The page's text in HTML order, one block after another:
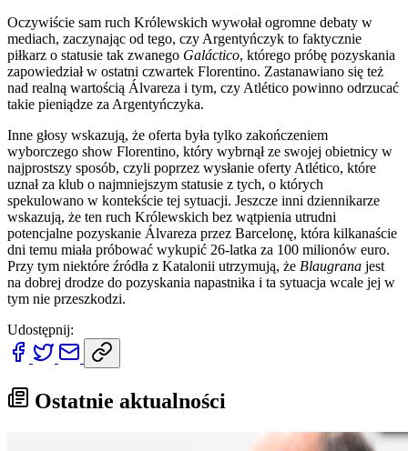
Oczywiście sam ruch Królewskich wywołał ogromne debaty w
mediach, zaczynając od tego, czy Argentyńczyk to faktycznie
piłkarz o statusie tak zwanego Galáctico, którego próbę pozyskania
zapowiedział w ostatni czwartek Florentino. Zastanawiano się też
nad realną wartością Álvareza i tym, czy Atlético powinno odrzucać
takie pieniądze za Argentyńczyka.
Inne głosy wskazują, że oferta była tylko zakończeniem
wyborczego show Florentino, który wybrnął ze swojej obietnicy w
najprostszy sposób, czyli poprzez wysłanie oferty Atlético, które
uznał za klub o najmniejszym statusie z tych, o których
spekulowano w kontekście tej sytuacji. Jeszcze inni dziennikarze
wskazują, że ten ruch Królewskich bez wątpienia utrudni
potencjalne pozyskanie Álvareza przez Barcelonę, która kilkanaście
dni temu miała próbować wykupić 26-latka za 100 milionów euro.
Przy tym niektóre źródła z Katalonii utrzymują, że Blaugrana jest
na dobrej drodze do pozyskania napastnika i ta sytuacja wcale jej w
tym nie przeszkodzi.
Udostępnij:
Ostatnie aktualności